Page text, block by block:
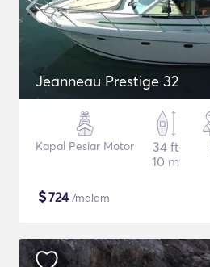
Jeanneau Prestige 32
Kapal Pesiar Motor
34 ft
10 m
$724/malam